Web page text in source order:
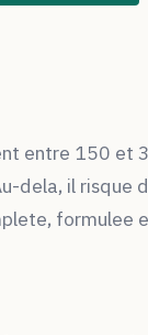
entre 150 et
dela, il risque
formulee